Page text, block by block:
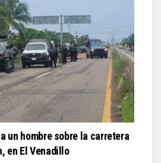
un hombre sobre la carretera
en El Venadillo